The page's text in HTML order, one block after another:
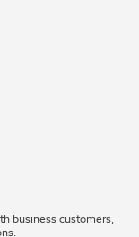
business customers,